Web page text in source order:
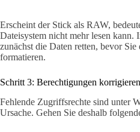
Erscheint der Stick als RAW,
Dateisystem nicht mehr lesen kann.
zunächst die Daten retten, bevor
formatieren.
Schritt 3: Berechtigungen korrigieren
Fehlende Zugriffsrechte sind unter
Ursache. Gehen Sie deshalb